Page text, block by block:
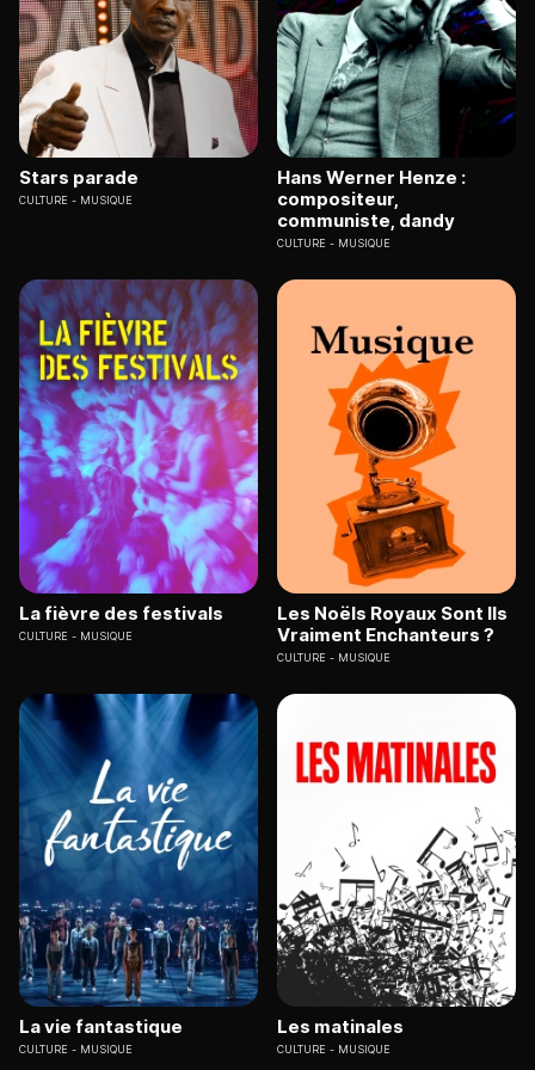
Stars parade
CULTURE MUSIQUE
Hans Werner Henze :
compositeur,
communiste, dandy
CULTURE MUSIQUE
La fièvre des festivals
CULTURE MUSIQUE
Les Noëls Royaux Sont Ils
Vraiment Enchanteurs ?
CULTURE MUSIQUE
La vie fantastique
CULTURE MUSIQUE
Les matinales
CULTURE MUSIQUE